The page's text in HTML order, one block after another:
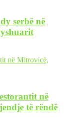
serbë në
në
të rëndë